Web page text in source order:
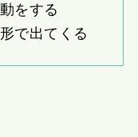
をする
で出てくる